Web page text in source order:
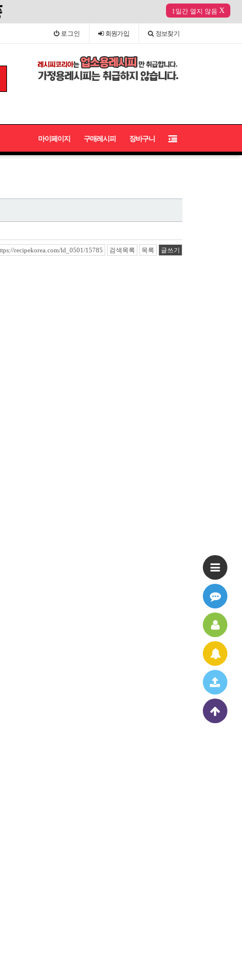
1일간 열지 않음 X
로그인 회원가입 정보찾기
마이페이지 구매레시피 장바구니
recipekorea.com/ld_0501/15785 검색목록 목록 글쓰기